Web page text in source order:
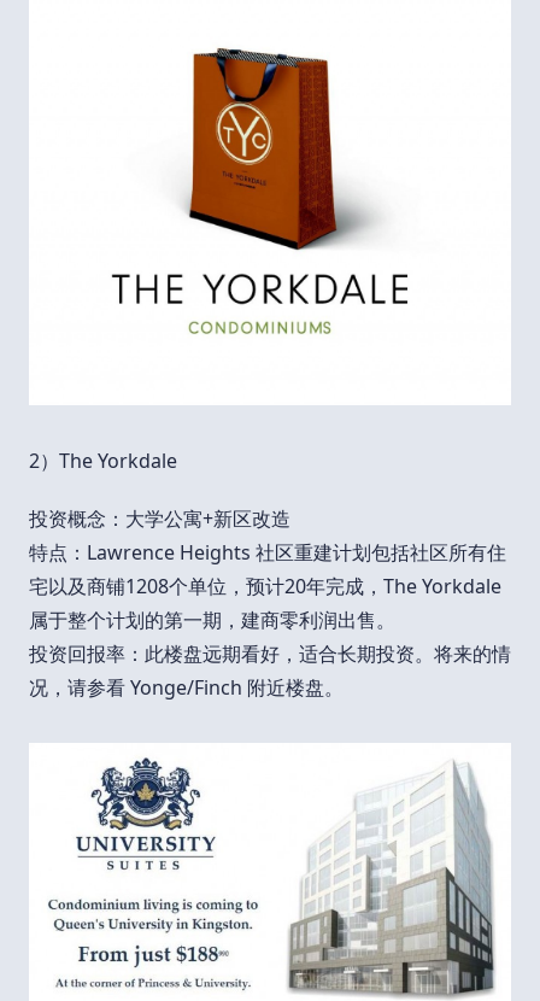
2）The Yorkdale
投资概念：大学公寓+新区改造
特点：Lawrence Heights 社区重建计划包括社区所有住
宅以及商铺1208个单位，预计20年完成，The Yorkdale
属于整个计划的第一期，建商零利润出售。
投资回报率：此楼盘远期看好，适合长期投资。将来的情
况，请参看 Yonge/Finch 附近楼盘。